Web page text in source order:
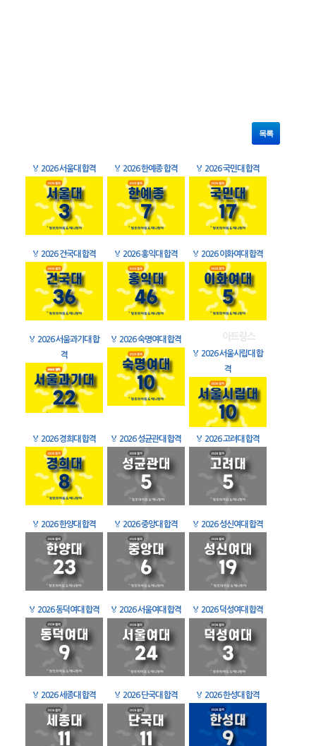
목록
🏅 2026 서울대 합격 🏅 2026 한예종 합격 🏅 2026 국민대 합격
🏅 2026 건국대 합격 🏅 2026 홍익대 합격 🏅 2026 이화여대 합격
🏅 2026 서울과기대 합
격
🏅 2026 숙명여대 합격
🏅 2026 서울시립대 합
격
🏅 2026 경희대 합격 🏅 2026 성균관대 합격 🏅 2026 고려대 합격
🏅 2026 한양대 합격 🏅 2026 중앙대 합격 🏅 2026 성신여대 합격
🏅 2026 동덕여대 합격 🏅 2026 서울여대 합격 🏅 2026 덕성여대 합격
🏅 2026 세종대 합격 🏅 2026 단국대 합격 🏅 2026 한성대 합격